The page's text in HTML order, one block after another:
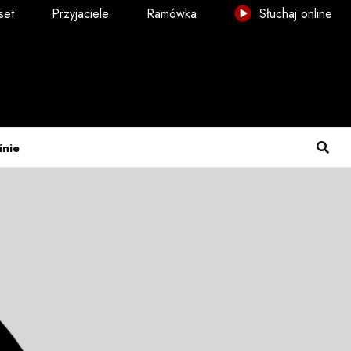
Przyjaciele Ramówka Słuchaj online